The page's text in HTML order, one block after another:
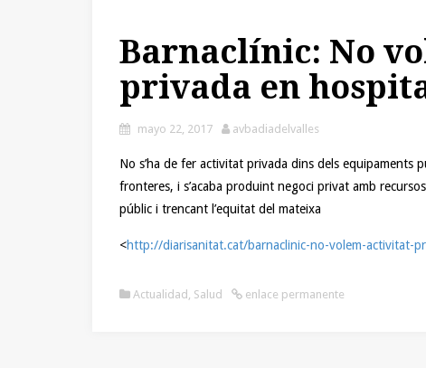
Barnaclínic: No
privada en
mayo 22, 2017 avbadiadelvalles
No s’ha de fer activitat privada dins dels equipaments
fronteres, i s’acaba produint negoci privat amb
públic i trencant l’equitat del mateixa
<http://diarisanitat.cat/barnaclinic-no-volem-activitat-
Actualidad Salud enlace permanente